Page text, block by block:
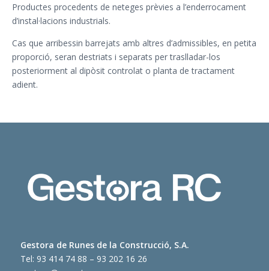
Productes procedents de neteges prèvies a l’enderrocament
d’instal·lacions industrials.
Cas que arribessin barrejats amb altres d’admissibles, en petita
proporció, seran destriats i separats per traslladar-los
posteriorment al dipòsit controlat o planta de tractament
adient.
Gestora de Runes de la Construcció, S.A.
Tel: 93 414 74 88 – 93 202 16 26